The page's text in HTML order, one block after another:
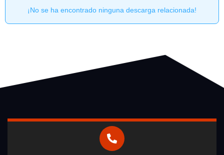
¡No se ha encontrado ninguna descarga relacionada!